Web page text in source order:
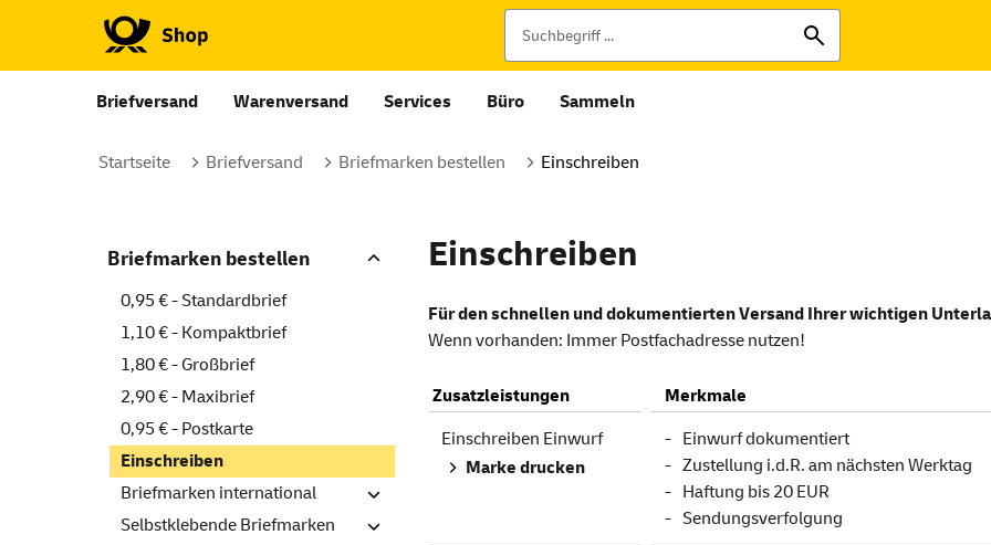
Briefversand Warenversand Services Büro Sammeln
Startseite Briefversand Briefmarken bestellen Einschreiben
Briefmarken bestellen
0,95 € - Standardbrief
1,10 € - Kompaktbrief
1,80 € - Großbrief
2,90 € - Maxibrief
0,95 € - Postkarte
Einschreiben
Briefmarken international
Selbstklebende Briefmarken
Einschreiben
Für den schnellen und dokumentierten Versand Ihrer wichtigen
Wenn vorhanden: Immer Postfachadresse nutzen!
Zusatzleistungen
Merkmale
Einschreiben Einwurf
Marke drucken
Einwurf dokumentiert
Zustellung i.d.R. am nächsten Werktag
Haftung bis 20 EUR
Sendungsverfolgung